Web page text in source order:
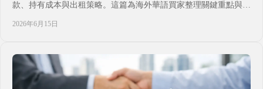
款、持有成本與出租策略。這篇為海外華語買家整理關鍵重點與常
2026年6月15日